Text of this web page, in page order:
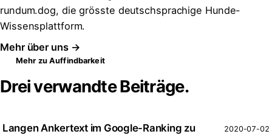
rundum.dog, die grösste deutschsprachige Hunde-
Wissensplattform.
Mehr über uns →
Mehr zu Auffindbarkeit
Drei verwandte Beiträge.
Langen Ankertext im Google-Ranking zu
2020-07-02